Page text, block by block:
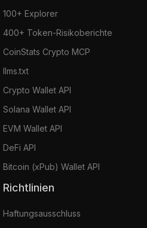
100+ Explorer
400+ Token-Risikoberichte
CoinStats Crypto MCP
llms.txt
Crypto Wallet API
Solana Wallet API
EVM Wallet API
DeFi API
Bitcoin (xPub) Wallet API
Richtlinien
Haftungsausschluss